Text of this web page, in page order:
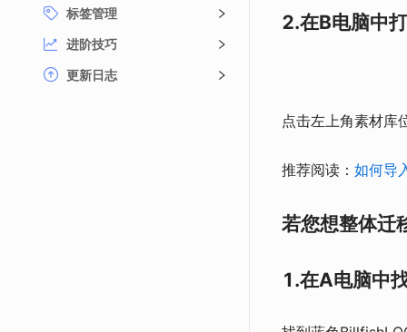
标签管理
进阶技巧
更新日志
2.在B电脑中
点击左上角素材库
推荐阅读： 如何导
若您想整体迁
1.在A电脑中